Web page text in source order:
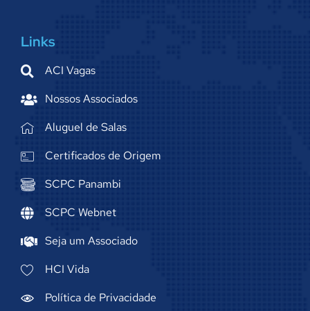
Links
ACI Vagas
Nossos Associados
Aluguel de Salas
Certificados de Origem
SCPC Panambi
SCPC Webnet
Seja um Associado
HCI Vida
Política de Privacidade